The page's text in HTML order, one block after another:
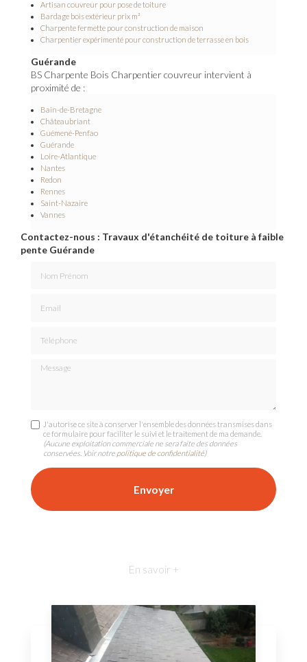
Artisan couvreur pour pose de toiture
Bardage bois extérieur prix m²
Charpente fermette pour construction de maison
Charpentier expérimenté pour construction de terrasse en bois
Guérande
BS Charpente Bois Charpentier couvreur intervient à
proximité de :
Bain-de-Bretagne
Châteaubriant
Guémené-Penfao
Guérande
Loire-Atlantique
Nantes
Redon
Rennes
Saint-Nazaire
Vannes
Contactez-nous : Travaux d'étanchéité de toiture à faible
pente Guérande
Message
J'autorise ce site à conserver l'ensemble des données transmises dans
ce formulaire pour faciliter le suivi et le traitement de ma demande.
(Aucune exploitation commerciale ne sera faite des données
conservées. Voir notre politique de confidentialité)
En savoir +